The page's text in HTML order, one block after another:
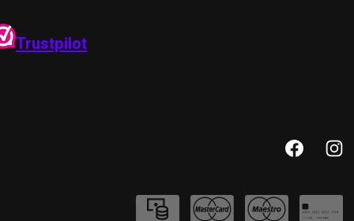
Trustpilot